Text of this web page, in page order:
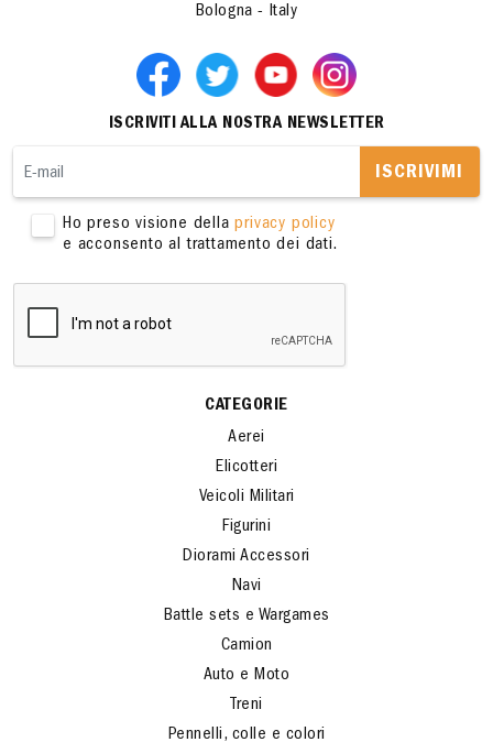
Bologna - Italy
ISCRIVITI ALLA NOSTRA NEWSLETTER
ISCRIVIMI
Ho preso visione dellaprivacy policy
e acconsento al trattamento dei dati.
CATEGORIE
Aerei
Elicotteri
Veicoli Militari
Figurini
Diorami Accessori
Navi
Battle sets e Wargames
Camion
Auto e Moto
Treni
Pennelli, colle e colori